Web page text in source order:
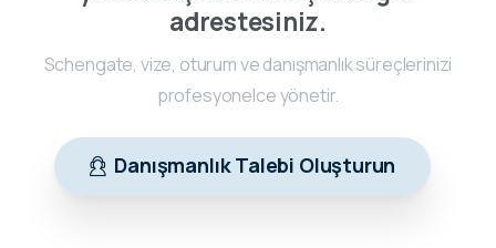
adrestesiniz.
Schengate, vize, oturum ve danışmanlık süreçlerinizi
profesyonelce yönetir.
Danışmanlık Talebi Oluşturun